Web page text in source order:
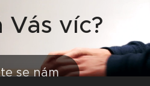
Vás víc?
se nám